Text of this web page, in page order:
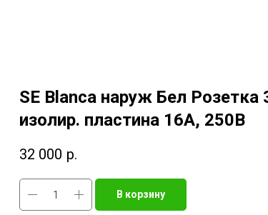
SE Blanca наруж Бел
изолир. пластина 16А, 250В
32 000 р.
В корзину